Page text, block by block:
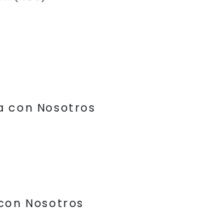
con Nosotros
Nosotros